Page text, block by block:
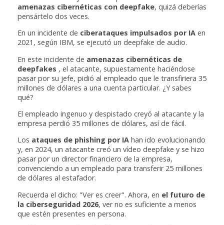
amenazas cibernéticas con deepfake, quizá deberías
pensártelo dos veces.
En un incidente de ciberataques impulsados por IA en
2021, según IBM, se ejecutó un deepfake de audio.
En este incidente de amenazas cibernéticas de
deepfakes , el atacante, supuestamente haciéndose
pasar por su jefe, pidió al empleado que le transfiriera 35
millones de dólares a una cuenta particular. ¿Y sabes
qué?
El empleado ingenuo y despistado creyó al atacante y la
empresa perdió 35 millones de dólares, así de fácil.
Los ataques de phishing por IA han ido evolucionando
y, en 2024, un atacante creó un vídeo deepfake y se hizo
pasar por un director financiero de la empresa,
convenciendo a un empleado para transferir 25 millones
de dólares al estafador.
Recuerda el dicho: "Ver es creer". Ahora, en el futuro de
la ciberseguridad 2026, ver no es suficiente a menos
que estén presentes en persona.